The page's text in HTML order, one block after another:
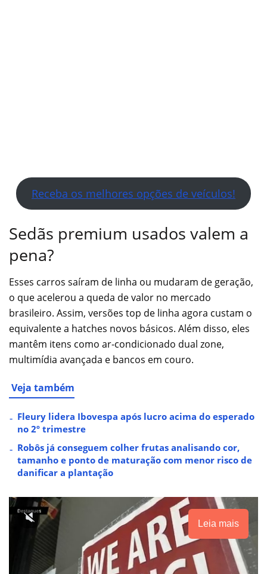
Receba os melhores opções de veículos!
Sedãs premium usados valem a
pena?
Esses carros saíram de linha ou mudaram de geração,
o que acelerou a queda de valor no mercado
brasileiro. Assim, versões top de linha agora custam o
equivalente a hatches novos básicos. Além disso, eles
mantêm itens como ar-condicionado dual zone,
multimídia avançada e bancos em couro.
Veja também
Fleury lidera Ibovespa após lucro acima do esperado
no 2º trimestre
Robôs já conseguem colher frutas analisando cor,
tamanho e ponto de maturação com menor risco de
danificar a plantação
Leia mais